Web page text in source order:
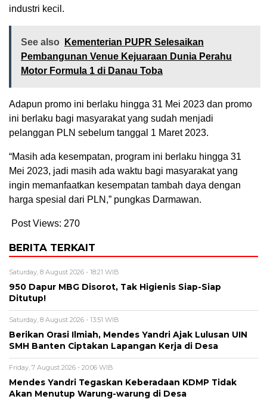
industri kecil.
See also
Kementerian PUPR Selesaikan
Pembangunan Venue Kejuaraan Dunia Perahu
Motor Formula 1 di Danau Toba
Adapun promo ini berlaku hingga 31 Mei 2023 dan promo
ini berlaku bagi masyarakat yang sudah menjadi
pelanggan PLN sebelum tanggal 1 Maret 2023.
“Masih ada kesempatan, program ini berlaku hingga 31
Mei 2023, jadi masih ada waktu bagi masyarakat yang
ingin memanfaatkan kesempatan tambah daya dengan
harga spesial dari PLN,” pungkas Darmawan.
Post Views: 270
BERITA TERKAIT
Saturday, 8 August 2026 - 18:21 WIB
950 Dapur MBG Disorot, Tak Higienis Siap-Siap
Ditutup!
Saturday, 8 August 2026 - 13:51 WIB
Berikan Orasi Ilmiah, Mendes Yandri Ajak Lulusan UIN
SMH Banten Ciptakan Lapangan Kerja di Desa
Friday, 7 August 2026 - 20:06 WIB
Mendes Yandri Tegaskan Keberadaan KDMP Tidak
Akan Menutup Warung-warung di Desa